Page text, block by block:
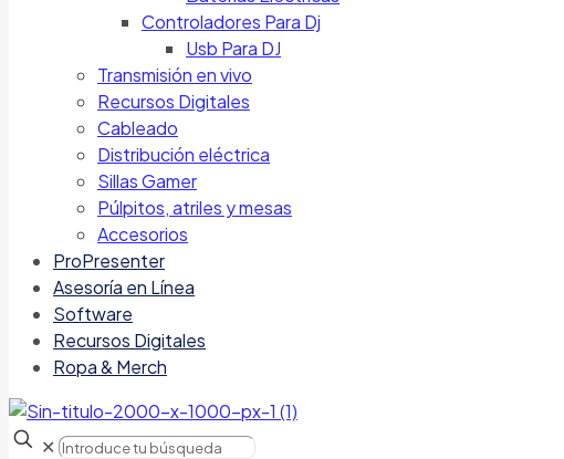
Controladores Para Dj
Usb Para DJ
Transmisión en vivo
Recursos Digitales
Cableado
Distribución eléctrica
Sillas Gamer
Púlpitos, atriles y mesas
Accesorios
ProPresenter
Asesoría en Línea
Software
Recursos Digitales
Ropa & Merch
✕